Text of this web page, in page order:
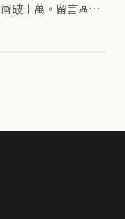
破十萬。留言區的
下班了」「電影產